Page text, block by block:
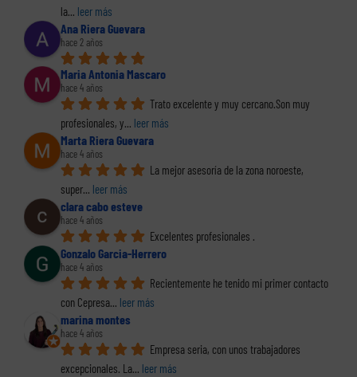
la... leer más
Ana Riera Guevara
hace 2 años
Maria Antonia Mascaro
hace 4 años
Trato excelente y muy cercano.Son muy
profesionales, y... leer más
Marta Riera Guevara
hace 4 años
La mejor asesoría de la zona noroeste,
super... leer más
clara cabo esteve
hace 4 años
Excelentes profesionales .
Gonzalo Garcia-Herrero
hace 4 años
Recientemente he tenido mi primer contacto
con Cepresa... leer más
marina montes
hace 4 años
Empresa seria, con unos trabajadores
excepcionales. La... leer más